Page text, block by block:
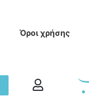
Όροι χρήσης